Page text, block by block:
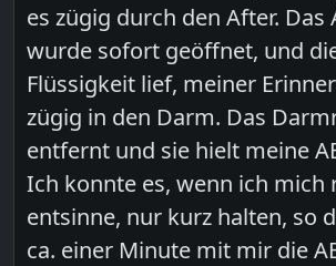
es zügig durch den After.
wurde sofort geöffnet, und
Flüssigkeit lief, meiner
zügig in den Darm. Das
entfernt und sie hielt meine
Ich konnte es, wenn ich mich
entsinne, nur kurz halten, so
ca. einer Minute mit mir die